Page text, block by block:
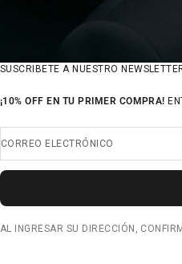
SUSCRIBETE A NUESTRO
¡10% OFF EN TU PRIMER COMPRA!
CORREO ELECTRÓNICO
AL INGRESAR SU DIRECCIÓN,